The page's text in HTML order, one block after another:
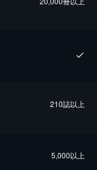
210誌以上
5,000以上